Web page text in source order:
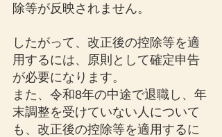
除等が反映されません。
したがって、改正後の控除等を適
用するには、原則として確定申告
が必要になります。
また、令和8年の中途で退職し、年
末調整を受けていない人について
も、改正後の控除等を適用するに